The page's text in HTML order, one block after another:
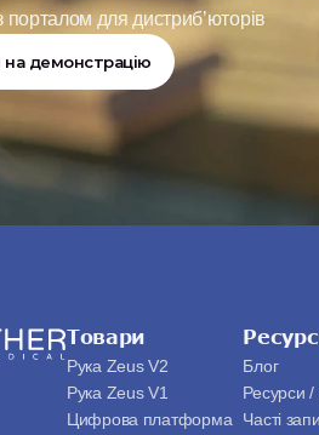
порталом для дистриб’юторів
на демонстрацію
Товари
Рука Zeus V2
Рука Zeus V1
Цифрова платформа
Блог
Ресурси
Часті